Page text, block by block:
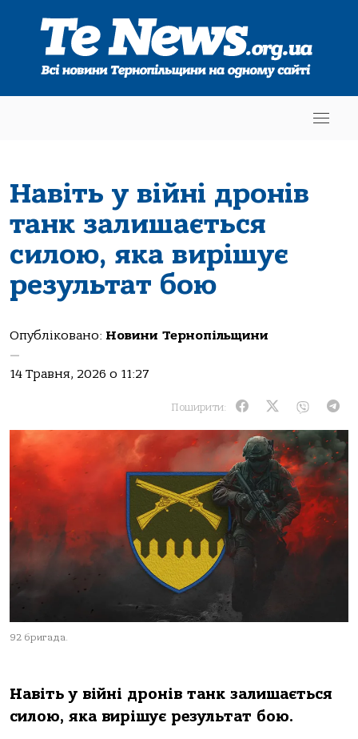
Навіть у війні дронів
танк залишається
силою, яка вирішує
результат бою
Опубліковано: Новини Тернопільщини
—
14 Травня, 2026 о 11:27
Поширити:
92 бригада.
Навіть у війні дронів танк залишається
силою, яка вирішує результат бою.